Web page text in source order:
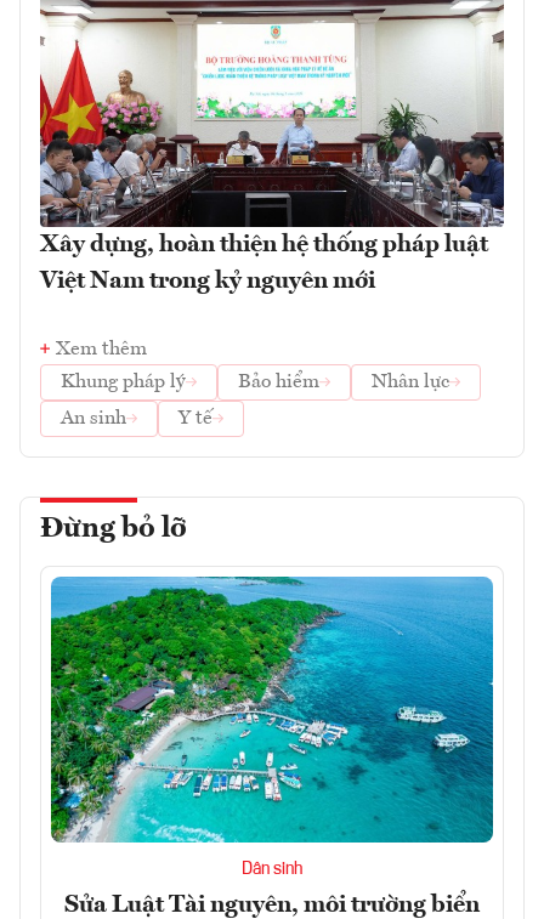
Xây dựng, hoàn thiện hệ thống pháp luật
Việt Nam trong kỷ nguyên mới
Xem thêm
Khung pháp lý
Bảo hiểm
Nhân lực
An sinh
Y tế
Đừng bỏ lỡ
Dân sinh
Sửa Luật Tài nguyên, môi trường biển